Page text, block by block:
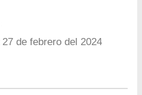
27 de febrero del 2024